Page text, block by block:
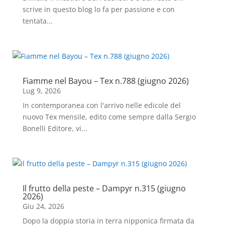
scrive in questo blog lo fa per passione e con
tentata...
Fiamme nel Bayou – Tex n.788 (giugno 2026)
Lug 9, 2026
In contemporanea con l'arrivo nelle edicole del
nuovo Tex mensile, edito come sempre dalla Sergio
Bonelli Editore, vi...
Il frutto della peste – Dampyr n.315 (giugno
2026)
Giu 24, 2026
Dopo la doppia storia in terra nipponica firmata da